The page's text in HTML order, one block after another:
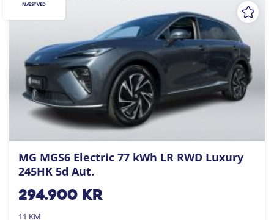
MG MGS6 Electric 77 kWh LR RWD Luxury
245HK 5d Aut.
294.900kr
11 KM
NÆSTVED